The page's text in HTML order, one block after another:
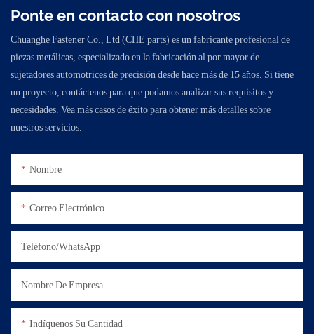
Ponte en contacto con nosotros
Chuanghe Fastener Co., Ltd (CHE parts) es un fabricante profesional de
piezas metálicas, especializado en la fabricación al por mayor de
sujetadores automotrices de precisión desde hace más de 15 años. Si tiene
un proyecto, contáctenos para que podamos analizar sus requisitos y
necesidades. Vea más casos de éxito para obtener más detalles sobre
nuestros servicios.
Nombre
Correo Electrónico
Teléfono/WhatsApp
Nombre De Empresa
Indíquenos Su Cantidad